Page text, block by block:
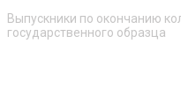
Выпускники по окончанию
государственного образца